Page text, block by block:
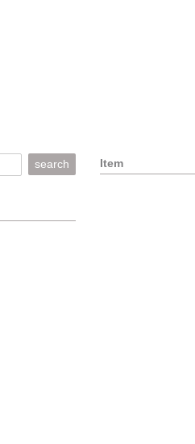
Item
search